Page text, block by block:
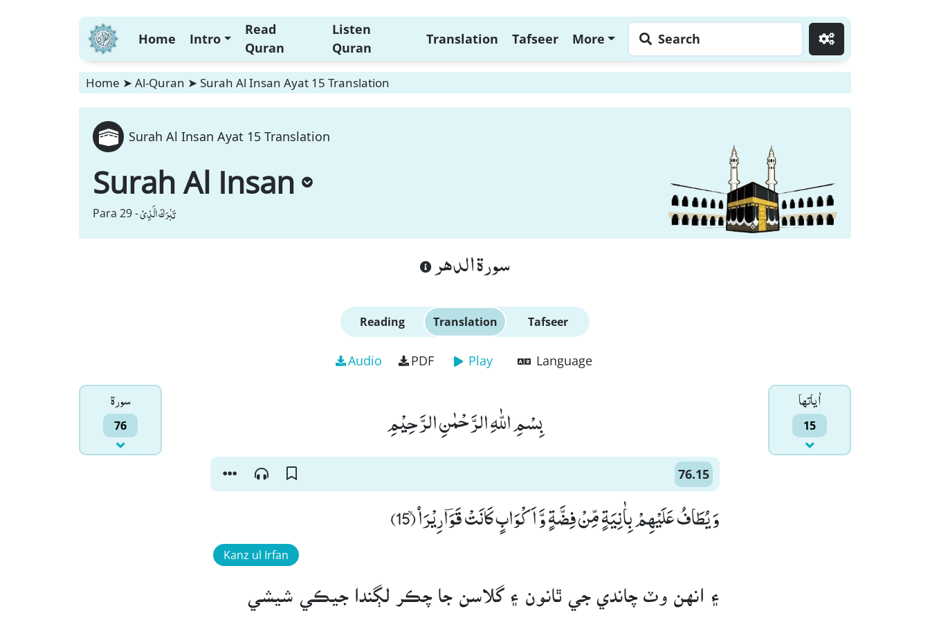
Home Intro
Read
Quran
Listen
Quran
Translation Tafseer More Search
Home ➤ Al-Quran ➤ Surah Al Insan Ayat 15 Translation
Surah Al Insan Ayat 15 Translation
Surah Al Insan
Para 29 -تَبٰرَكَ الَّذِیْ
سورة الدهر
Reading Translation Tafseer
Audio PDF Play Language
سورۃ
76
اٰياتها
15 بِسْمِ اللّٰهِ الرَّحْمٰنِ الرَّحِیْمِ
76.15
وَ یُطَافُ عَلَیْهِمْ بِاٰنِیَةٍ مِّنْ فِضَّةٍ وَّ اَكْوَابٍ كَانَتْ قَوَؔارِیْرَاۡۙ (15)
Kanz ul Irfan
۽ انهن وٽ چاندي جي ٿانون ۽ گلاسن جا چڪر لڳندا جيڪي شيشي